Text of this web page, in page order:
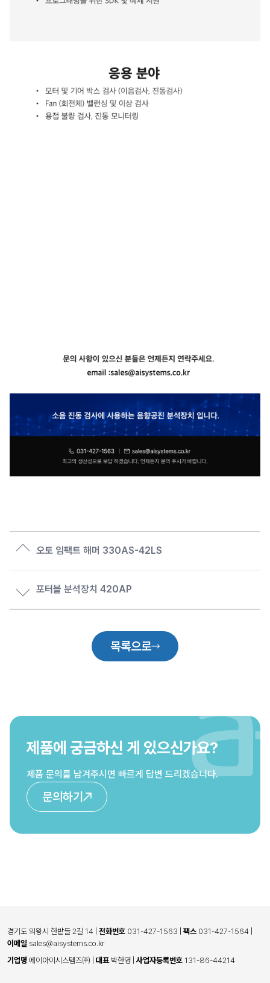
오토 임팩트 해머 330AS-42LS
포터블 분석장치 420AP
목록으로
제품에 궁금하신 게 있으신가요?
제품 문의를 남겨주시면 빠르게 답변 드리겠습니다.
문의하기
경기도 의왕시 한밭들 2길 14 전화번호 031-427-1563 팩스 031-427-1564
이메일 sales@aisystems.co.kr
기업명 에이아이시스템즈㈜ 대표박한영 사업자등록번호 131-86-44214